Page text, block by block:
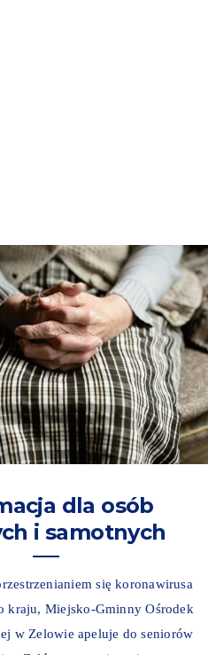
dla osób
i samotnych
się koronawirusa
kraju, Miejsko-Gminny Ośrodek
w Zelowie apeluje do seniorów